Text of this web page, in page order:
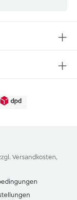
Versandkosten,